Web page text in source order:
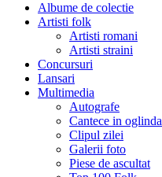
Albume de colectie
Artisti folk
Artisti romani
Artisti straini
Concursuri
Lansari
Multimedia
Autografe
Cantece in oglinda
Clipul zilei
Galerii foto
Piese de ascultat